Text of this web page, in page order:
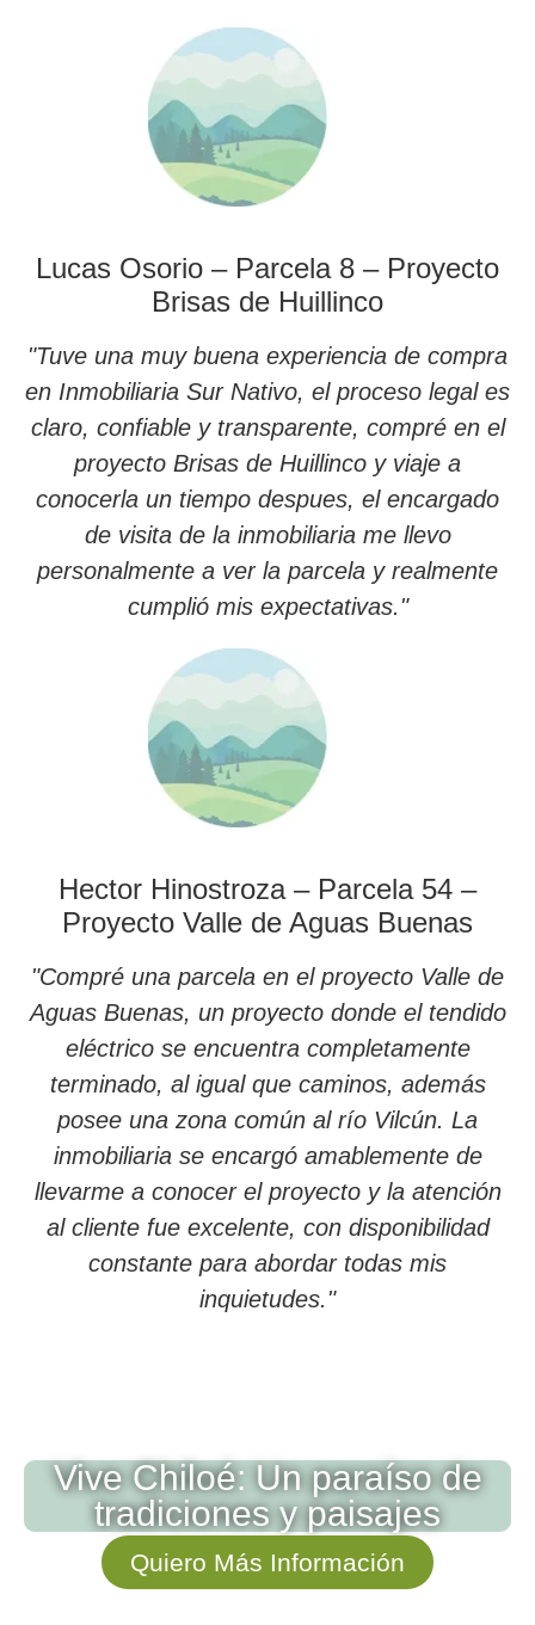
Lucas Osorio – Parcela 8 – Proyecto
Brisas de Huillinco
"Tuve una muy buena experiencia de compra
en Inmobiliaria Sur Nativo, el proceso legal es
claro, confiable y transparente, compré en el
proyecto Brisas de Huillinco y viaje a
conocerla un tiempo despues, el encargado
de visita de la inmobiliaria me llevo
personalmente a ver la parcela y realmente
cumplió mis expectativas."
Hector Hinostroza – Parcela 54 –
Proyecto Valle de Aguas Buenas
"Compré una parcela en el proyecto Valle de
Aguas Buenas, un proyecto donde el tendido
eléctrico se encuentra completamente
terminado, al igual que caminos, además
posee una zona común al río Vilcún. La
inmobiliaria se encargó amablemente de
llevarme a conocer el proyecto y la atención
al cliente fue excelente, con disponibilidad
constante para abordar todas mis
inquietudes."
Vive Chiloé: Un paraíso de
tradiciones y paisajes
Quiero Más Información